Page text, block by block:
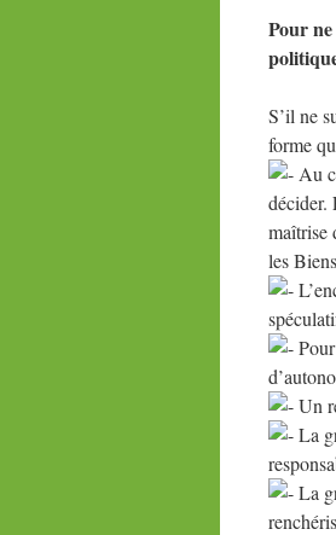
Pour
S’il ne
forme
Au
décider.
maîtrise
les
Un
La
La